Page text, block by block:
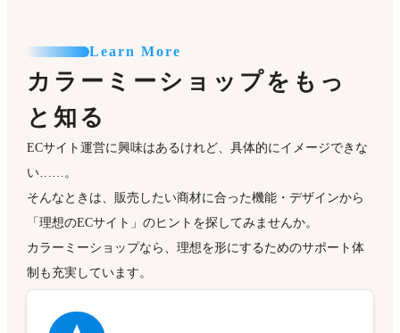
Learn More
カラーミーショップをもっ
と知る
ECサイト運営に興味はあるけれど、具体的にイメージできな
い……。
そんなときは、販売したい商材に合った機能・デザインから
「理想のECサイト」のヒントを探してみませんか。
カラーミーショップなら、理想を形にするためのサポート体
制も充実しています。